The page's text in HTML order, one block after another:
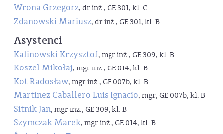
Wrona Grzegorz, dr inż., GE 301, kl. C
Zdanowski Mariusz, dr inż., GE 301, kl. B
Asystenci
Kalinowski Krzysztof, mgr inż., GE 309, kl. B
Koszel Mikołaj, mgr inż., GE 014, kl. B
Kot Radosław, mgr inż., GE 007b, kl. B
Martinez Caballero Luis Ignacio, mgr, GE 007b, kl. B
Sitnik Jan, mgr inż., GE 309, kl. B
Szymczak Marek, mgr inż., GE 014, kl. B